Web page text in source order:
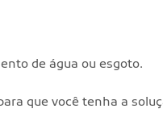
de água ou esgoto.
que você tenha a